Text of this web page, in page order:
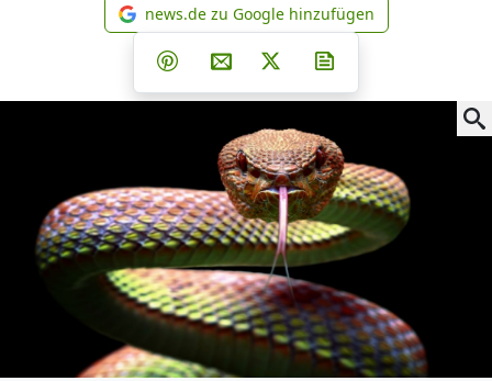
news.de zu Google
news.de zu Google hinzufügen
Teilen auf Facebook
Teilen auf Whatsapp
Teilen auf Telegram
Teilen auf Pinterest
Per E-Mail teilen
Post auf X